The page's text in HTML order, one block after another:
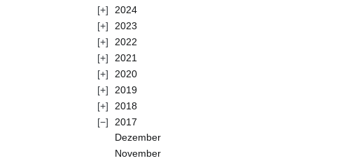
2024
2023
2022
2021
2020
2019
2018
2017
Dezember
November